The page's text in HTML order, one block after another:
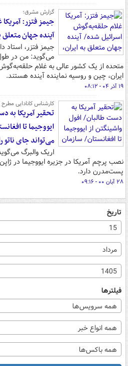
گزارش مشرق؛
جیمز فتزر:
آینده جهان
جیمز فتزر، استاد
می‌گوید: من در
متحده از یک کشور عالی به غلام
ایران، چین و روسیه نماینده آینده هستند.
۱۹ آذر ۰۴ - ۰۸:۱۲
کارشناس کانادایی مطرح
تحقیر آمریکا به
ایووجیما تا
می‌تواند جای ناتو
اریک والبرگ
نصب پرچم آمریکا در جزیره ایووجیما در
پست‌مدرن دارد.
۲۸ آبان ۰۰ - ۰۹:۱۶
تاریخ
15
مرداد
1405
فیلترها
همه سرویس‌ها
همه انواع خبر
همه باکس‌ها